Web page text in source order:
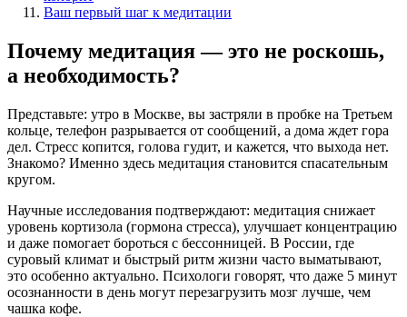
Ваш первый шаг к медитации
Почему медитация — это не роскошь,
а необходимость?
Представьте: утро в Москве, вы застряли в пробке на Третьем
кольце, телефон разрывается от сообщений, а дома ждет гора
дел. Стресс копится, голова гудит, и кажется, что выхода нет.
Знакомо? Именно здесь медитация становится спасательным
кругом.
Научные исследования подтверждают: медитация снижает
уровень кортизола (гормона стресса), улучшает концентрацию
и даже помогает бороться с бессонницей. В России, где
суровый климат и быстрый ритм жизни часто выматывают,
это особенно актуально. Психологи говорят, что даже 5 минут
осознанности в день могут перезагрузить мозг лучше, чем
чашка кофе.